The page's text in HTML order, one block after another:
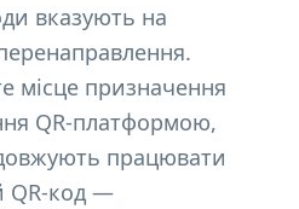
вказують на
місце призначення
QR-платформою,
працювати
QR-код —